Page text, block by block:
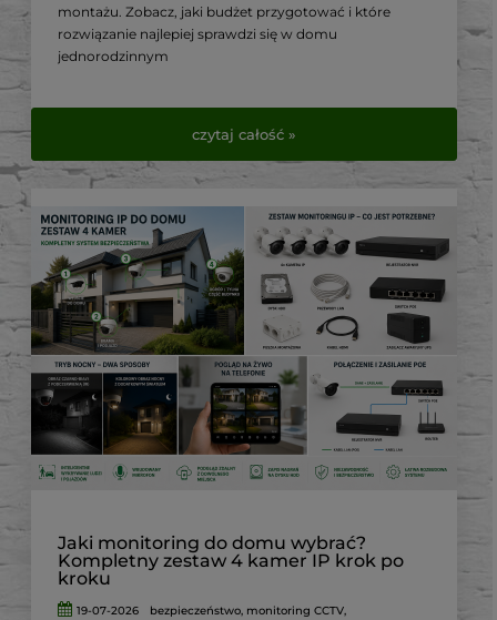
montażu. Zobacz, jaki budżet przygotować i które
rozwiązanie najlepiej sprawdzi się w domu
jednorodzinnym
czytaj całość »
Jaki monitoring do domu wybrać?
Kompletny zestaw 4 kamer IP krok po
kroku
19-07-2026 bezpieczeństwo, monitoring CCTV,